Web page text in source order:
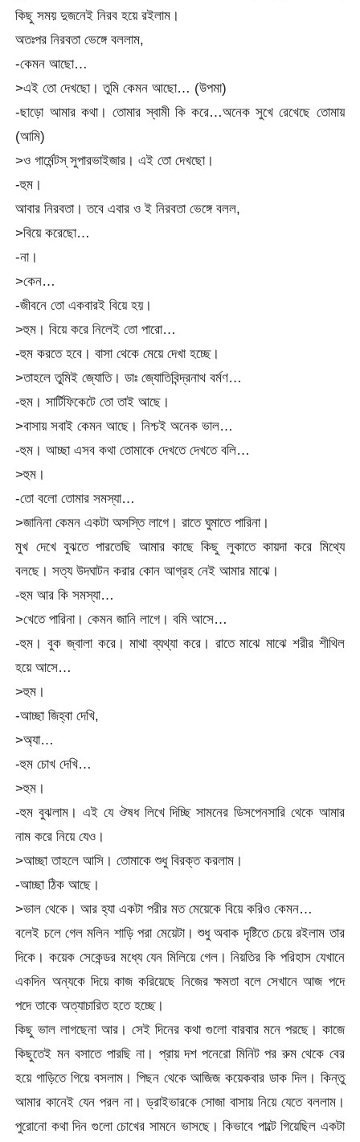
কিছু সময় দুজনেই নিরব হয়ে রইলাম।
অতঃপর নিরবতা ভেঙ্গে বললাম,
-কেমন আছো…
>এই তো দেখছো। তুমি কেমন আছো… (উপমা)
-ছাড়ো আমার কথা। তোমার স্বামী কি করে…অনেক সুখে রেখেছে তোমায়
(আমি)
>ও গার্মেন্টস্ সুপারভাইজার। এই তো দেখছো।
-হুম।
আবার নিরবতা। তবে এবার ও ই নিরবতা ভেঙ্গে বলল,
>বিয়ে করেছো…
-না।
>কেন…
-জীবনে তো একবারই বিয়ে হয়।
>হুম। বিয়ে করে নিলেই তো পারো…
-হুম করতে হবে। বাসা থেকে মেয়ে দেখা হচ্ছে।
>তাহলে তুমিই জ্যোতি। ডাঃ জ্যোতিবিন্দ্রনাথ বর্মণ…
-হুম। সার্টিফিকেটে তো তাই আছে।
>বাসায় সবাই কেমন আছে। নিশ্চই অনেক ভাল…
-হুম। আচ্ছা এসব কথা তোমাকে দেখতে দেখতে বলি…
>হুম।
-তো বলো তোমার সমস্যা…
>জানিনা কেমন একটা অসস্তি লাগে। রাতে ঘুমাতে পারিনা।
মুখ দেখে বুঝতে পারতেছি আমার কাছে কিছু লুকাতে কায়দা করে মিথ্যে
বলছে। সত্য উদঘাটন করার কোন আগ্রহ নেই আমার মাঝে।
-হুম আর কি সমস্যা…
>খেতে পারিনা। কেমন জানি লাগে। বমি আসে…
-হুম। বুক জ্বালা করে। মাথা ব্যথ্যা করে। রাতে মাঝে মাঝে শরীর শীথিল
হয়ে আসে…
>হুম।
-আচ্ছা জিহ্বা দেখি,
>অ্যা…
-হুম চোখ দেখি…
>হুম।
-হুম বুঝলাম। এই যে ঔষধ লিখে দিচ্ছি সামনের ডিসপেনসারি থেকে আমার
নাম করে নিয়ে যেও।
>আচ্ছা তাহলে আসি। তোমাকে শুধু বিরক্ত করলাম।
-আচ্ছা ঠিক আছে।
>ভাল থেকে। আর হ্যা একটা পরীর মত মেয়েকে বিয়ে করিও কেমন…
বলেই চলে গেল মলিন শাড়ি পরা মেয়েটা। শুধু অবাক দৃষ্টিতে চেয়ে রইলাম তার
দিকে। কয়েক সেকেন্ডর মধ্যে যেন মিলিয়ে গেল। নিয়তির কি পরিহাস যেখানে
একদিন অন্যকে দিয়ে কাজ করিয়েছে নিজের ক্ষমতা বলে সেখানে আজ পদে
পদে তাকে অত্যাচারিত হতে হচ্ছে।
কিছু ভাল লাগছেনা আর। সেই দিনের কথা গুলো বারবার মনে পরছে। কাজে
কিছুতেই মন বসাতে পারছি না। প্রায় দশ পনেরো মিনিট পর রুম থেকে বের
হয়ে গাড়িতে গিয়ে বসলাম। পিছন থেকে আজিজ কয়েকবার ডাক দিল। কিন্তু
আমার কানেই যেন পরল না। ড্রাইভারকে সোজা বাসায় নিয়ে যেতে বললাম।
পুরোনো কথা দিন গুলো চোখের সামনে ভাসছে। কিভাবে পাল্টে গিয়েছিল একটা